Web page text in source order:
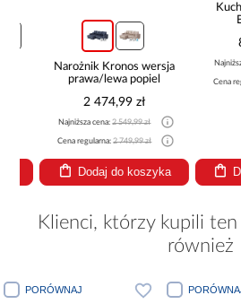
Narożnik Kronos wersja
prawa/lewa popiel
2 474,99 zł
Najniższa cena:2 549,99 zł
Cena regularna: 2 749,99 zł
Dodaj do koszyka
8
Najniższa
Cena
Klienci, którzy kupili
również
PORÓWNAJ